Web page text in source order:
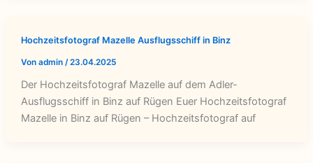
Hochzeitsfotograf Mazelle Ausflugsschiff in Binz
Von admin /23.04.2025
Der Hochzeitsfotograf Mazelle auf dem Adler-
Ausflugsschiff in Binz auf Rügen Euer Hochzeitsfotograf
Mazelle in Binz auf Rügen – Hochzeitsfotograf auf